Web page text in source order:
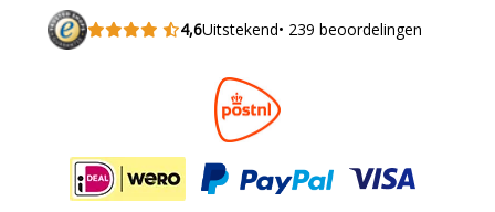
4,6Uitstekend• 239 beoordelingen